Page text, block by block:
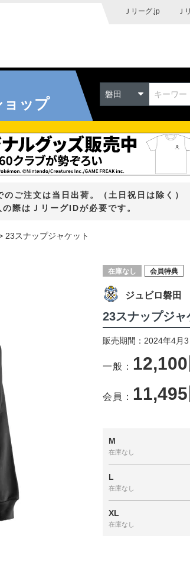
Ｊリーグ.jp Ｊ
ップ
磐田
ご注文は当日出荷。（土日祝日は除く）
の際はＪリーグIDが必要です。
23スナップジャケット
在庫なし 会員特典
ジュビロ磐田
23スナップジャ
販売期間：2024年4月
一般： 12,100
会員： 11,495
M
在庫なし
L
在庫なし
XL
在庫なし